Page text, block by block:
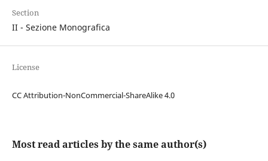
Section
II - Sezione Monografica
License
CC Attribution-NonCommercial-ShareAlike 4.0
Most read articles by the same author(s)